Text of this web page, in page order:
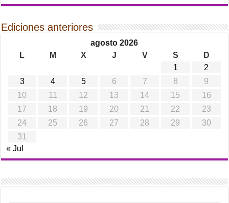
Ediciones anteriores
agosto 2026
L
M X J V S
D
1
2
3
4 5 6 7 8
9
10
11 12 13 14 15
16
17
18 19 20 21 22
23
24
25 26 27 28 29
30
31
« Jul